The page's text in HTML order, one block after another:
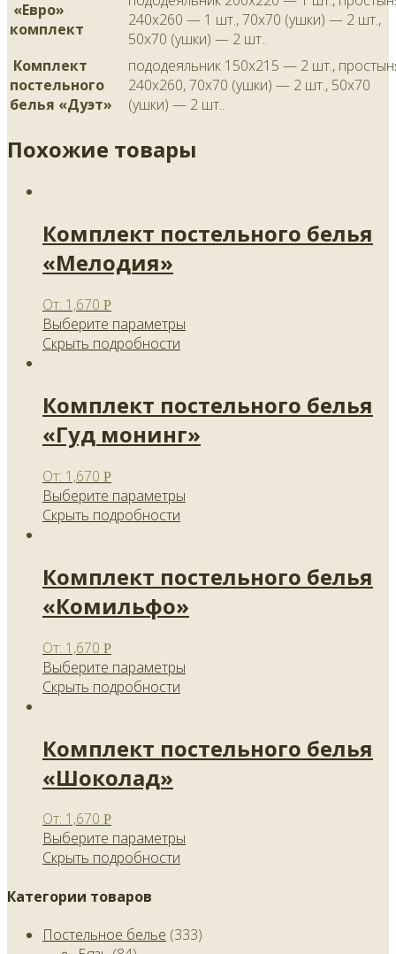
«Евро»
комплект
240х260 — 1 шт., 70х70 (ушки) — 2 шт.,
50х70 (ушки) — 2 шт..
Комплект
постельного
белья «Дуэт»
пододеяльник 150х215 — 2 шт.,
240х260, 70х70 (ушки) — 2 шт., 50х70
(ушки) — 2 шт..
Похожие товары
Комплект постельного белья
«Мелодия»
От: 1,670 Р
Выберите параметры
Скрыть подробности
Комплект постельного белья
«Гуд монинг»
От: 1,670 Р
Выберите параметры
Скрыть подробности
Комплект постельного белья
«Комильфо»
От: 1,670 Р
Выберите параметры
Скрыть подробности
Комплект постельного белья
«Шоколад»
От: 1,670 Р
Выберите параметры
Скрыть подробности
Категории товаров
Постельное белье (333)